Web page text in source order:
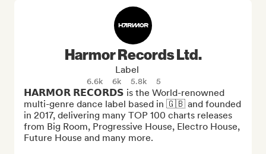
Harmor Records Ltd.
Label
6.6k 6k 5.8k 5
𝗛𝗔𝗥𝗠𝗢𝗥 𝗥𝗘𝗖𝗢𝗥𝗗𝗦 is the World-renowned
multi-genre dance label based in 🇬🇧 and founded
in 2017, delivering many TOP 100 charts releases
from Big Room, Progressive House, Electro House,
Future House and many more.